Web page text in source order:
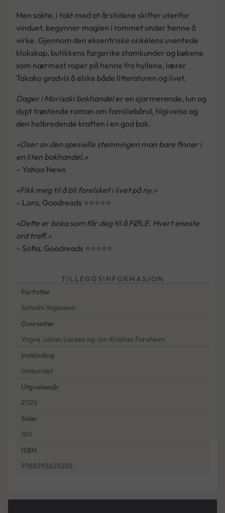
Men sakte, i takt med at årstidene skifter utenfor
vinduet, begynner magien i rommet under henne å
virke. Gjennom den eksentriske onkelens uventede
klokskap, butikkens fargerike stamkunder og bøkene
som nærmest roper på henne fra hyllene, lærer
Takako gradvis å elske både litteraturen og livet.
Dager i Morisaki bokhandeler en sjarmerende, lun og
dypt trøstende roman om familiebånd, tilgivelse og
den helbredende kraften i en god bok.
«Oser av den spesielle stemningen man bare finner i
en liten bokhandel.»
– Yahoo News
«Fikk meg til å bli forelsket i livet på ny.»
– Lora, Goodreads ⭐⭐⭐⭐⭐
«Dette er boka som får deg til å FØLE. Hvert eneste
ord traff.»
– Sofia, Goodreads ⭐⭐⭐⭐⭐
TILLEGGSINFORMASJON
Forfatter
Satoshi Yagisawa
Oversetter
Yngve Johan Larsen og Jon Kristian Furuheim
Innbinding
Innbundet
Utgivelsesår
2026
Sider
160
ISBN
9788293625285